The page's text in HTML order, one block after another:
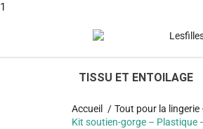
1
TISSU ET ENTOILAGE
Accueil Tout pour la
Kit soutien-gorge – Plastique